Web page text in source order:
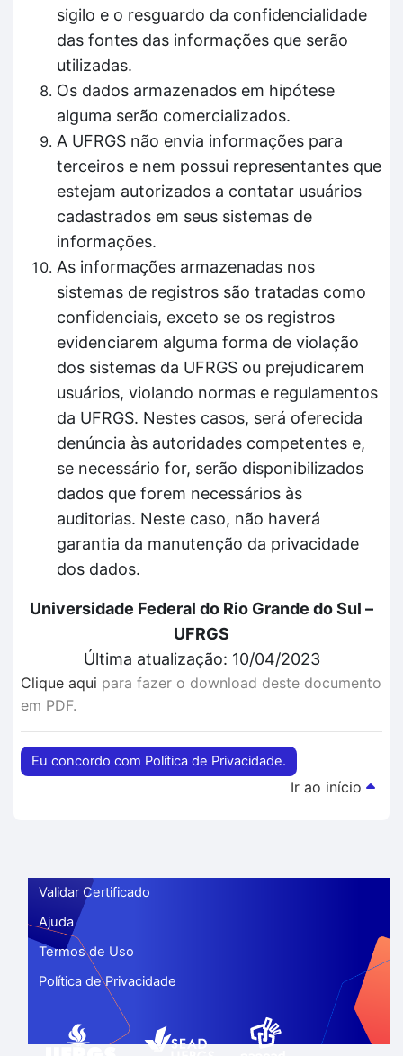
sigilo e o resguardo da confidencialidade
das fontes das informações que serão
utilizadas.
Os dados armazenados em hipótese
alguma serão comercializados.
A UFRGS não envia informações para
terceiros e nem possui representantes que
estejam autorizados a contatar usuários
cadastrados em seus sistemas de
informações.
As informações armazenadas nos
sistemas de registros são tratadas como
confidenciais, exceto se os registros
evidenciarem alguma forma de violação
dos sistemas da UFRGS ou prejudicarem
usuários, violando normas e regulamentos
da UFRGS. Nestes casos, será oferecida
denúncia às autoridades competentes e,
se necessário for, serão disponibilizados
dados que forem necessários às
auditorias. Neste caso, não haverá
garantia da manutenção da privacidade
dos dados.
Universidade Federal do Rio Grande do Sul –
UFRGS
Última atualização: 10/04/2023
Clique aqui para fazer o download deste documento
em PDF.
Eu concordo com Política de Privacidade.
Ir ao início
Validar Certificado
Ajuda
Termos de Uso
Política de Privacidade